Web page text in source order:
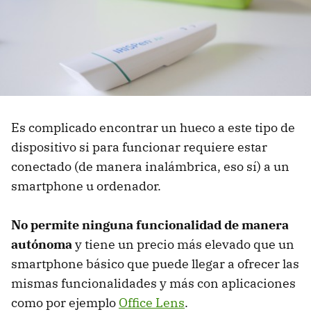
Es complicado encontrar un hueco a este tipo de
dispositivo si para funcionar requiere estar
conectado (de manera inalámbrica, eso sí) a un
smartphone u ordenador.
No permite ninguna funcionalidad de manera
autónomay tiene un precio más elevado que un
smartphone básico que puede llegar a ofrecer las
mismas funcionalidades y más con aplicaciones
como por ejemplo Office Lens.